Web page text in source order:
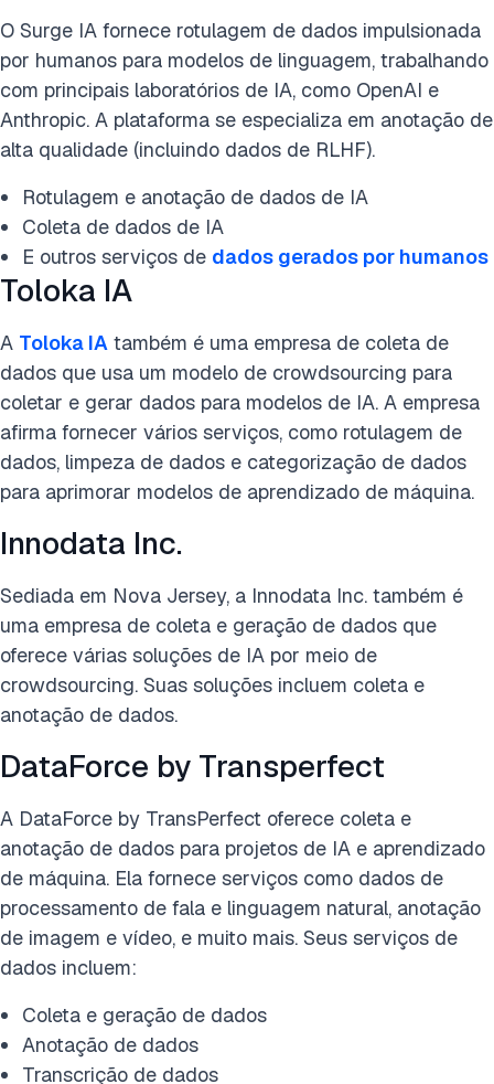
O Surge IA fornece rotulagem de dados impulsionada
por humanos para modelos de linguagem, trabalhando
com principais laboratórios de IA, como OpenAI e
Anthropic. A plataforma se especializa em anotação de
alta qualidade (incluindo dados de RLHF).
Rotulagem e anotação de dados de IA
Coleta de dados de IA
E outros serviços de dados gerados por humanos
Toloka IA
A Toloka IA também é uma empresa de coleta de
dados que usa um modelo de crowdsourcing para
coletar e gerar dados para modelos de IA. A empresa
afirma fornecer vários serviços, como rotulagem de
dados, limpeza de dados e categorização de dados
para aprimorar modelos de aprendizado de máquina.
Innodata Inc.
Sediada em Nova Jersey, a Innodata Inc. também é
uma empresa de coleta e geração de dados que
oferece várias soluções de IA por meio de
crowdsourcing. Suas soluções incluem coleta e
anotação de dados.
DataForce by Transperfect
A DataForce by TransPerfect oferece coleta e
anotação de dados para projetos de IA e aprendizado
de máquina. Ela fornece serviços como dados de
processamento de fala e linguagem natural, anotação
de imagem e vídeo, e muito mais. Seus serviços de
dados incluem:
Coleta e geração de dados
Anotação de dados
Transcrição de dados